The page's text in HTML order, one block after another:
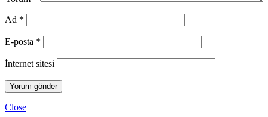
Ad *
E-posta *
İnternet sitesi
Close